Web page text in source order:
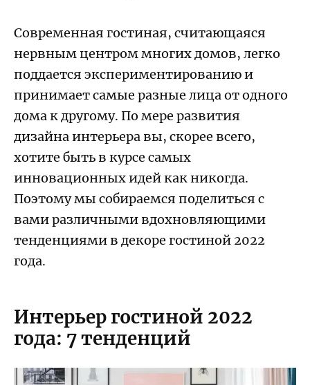
Современная гостиная, считающаяся
нервным центром многих домов, легко
поддается экспериментированию и
принимает самые разные лица от одного
дома к другому. По мере развития
дизайна интерьера вы, скорее всего,
хотите быть в курсе самых
инновационных идей как никогда.
Поэтому мы собираемся поделиться с
вами различными вдохновляющими
тенденциями в декоре гостиной 2022
года.
Интерьер гостиной 2022
года: 7 тенденций